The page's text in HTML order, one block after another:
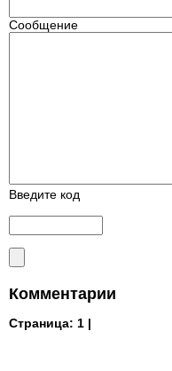
Сообщение
Введите код
Комментарии
Страница: 1 |